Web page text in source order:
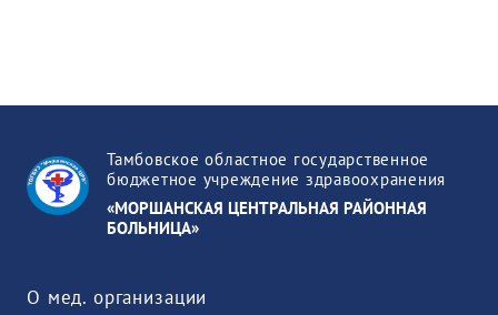
Тамбовское областное государственное
бюджетное учреждение здравоохранения
«МОРШАНСКАЯ ЦЕНТРАЛЬНАЯ РАЙОННАЯ
БОЛЬНИЦА»
О мед. организации